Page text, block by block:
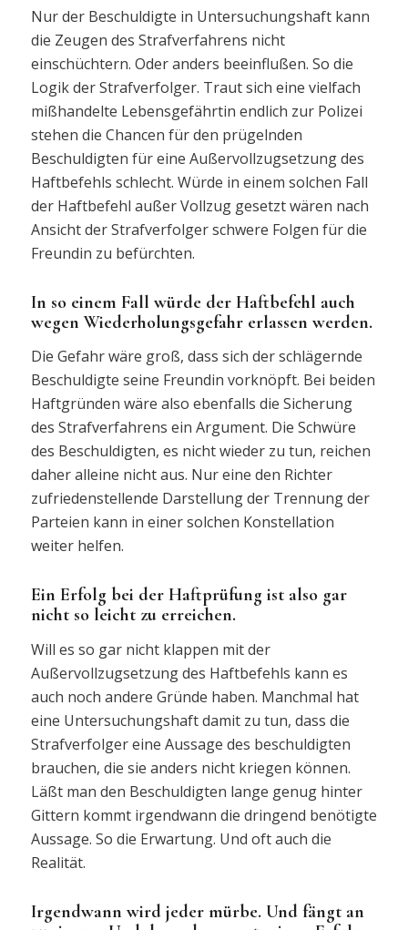
Nur der Beschuldigte in Untersuchungshaft kann
die Zeugen des Strafverfahrens nicht
einschüchtern. Oder anders beeinflußen. So die
Logik der Strafverfolger. Traut sich eine vielfach
mißhandelte Lebensgefährtin endlich zur Polizei
stehen die Chancen für den prügelnden
Beschuldigten für eine Außervollzugsetzung des
Haftbefehls schlecht. Würde in einem solchen Fall
der Haftbefehl außer Vollzug gesetzt wären nach
Ansicht der Strafverfolger schwere Folgen für die
Freundin zu befürchten.
In so einem Fall würde der Haftbefehl auch
wegen Wiederholungsgefahr erlassen werden.
Die Gefahr wäre groß, dass sich der schlägernde
Beschuldigte seine Freundin vorknöpft. Bei beiden
Haftgründen wäre also ebenfalls die Sicherung
des Strafverfahrens ein Argument. Die Schwüre
des Beschuldigten, es nicht wieder zu tun, reichen
daher alleine nicht aus. Nur eine den Richter
zufriedenstellende Darstellung der Trennung der
Parteien kann in einer solchen Konstellation
weiter helfen.
Ein Erfolg bei der Haftprüfung ist also gar
nicht so leicht zu erreichen.
Will es so gar nicht klappen mit der
Außervollzugsetzung des Haftbefehls kann es
auch noch andere Gründe haben. Manchmal hat
eine Untersuchungshaft damit zu tun, dass die
Strafverfolger eine Aussage des beschuldigten
brauchen, die sie anders nicht kriegen können.
Läßt man den Beschuldigten lange genug hinter
Gittern kommt irgendwann die dringend benötigte
Aussage. So die Erwartung. Und oft auch die
Realität.
Irgendwann wird jeder mürbe. Und fängt an